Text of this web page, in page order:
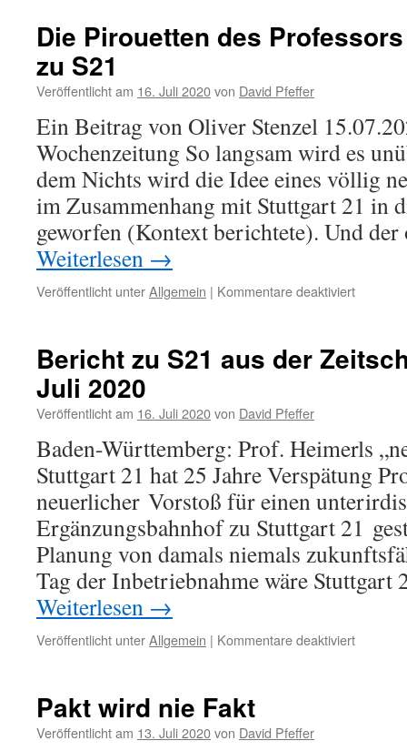
Die Pirouetten des
zu S21
Veröffentlicht am 16. Juli 2020von David Pfeffer
Ein Beitrag von Oliver Stenzel
Wochenzeitung So langsam wird es
dem Nichts wird die Idee eines völlig
im Zusammenhang mit Stuttgart 21 in
geworfen (Kontext berichtete). Und
Weiterlesen →
Veröffentlicht unterAllgemein | Kommentare deaktiviertfür
Bericht zu S21 aus der
Juli 2020
Veröffentlicht am 16. Juli 2020von David Pfeffer
Baden-Württemberg: Prof. Heimerls
Stuttgart 21 hat 25 Jahre Verspätung
neuerlicher Vorstoß für einen
Ergänzungsbahnhof zu Stuttgart 21
Planung von damals niemals
Tag der Inbetriebnahme wäre
Weiterlesen →
Veröffentlicht unterAllgemein | Kommentare deaktiviertfür
Pakt wird nie Fakt
Veröffentlicht am 13. Juli 2020von David Pfeffer